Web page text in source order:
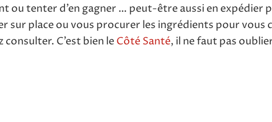
ou tenter d’en gagner … peut-être aussi en
sur place ou vous procurer les ingrédients pour
C’est bien leCôté Santé, il ne faut pas